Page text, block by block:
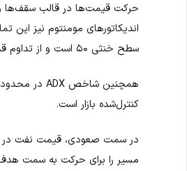
حرکت قیمت‌ها در قالب سقف‌ها و
سطح خنثی ۵۰ است و از تداوم قدرت روند صعودی بدون ورود به محدوده اشباع خرید حکایت دارد.
کنترل‌شده بازار است.